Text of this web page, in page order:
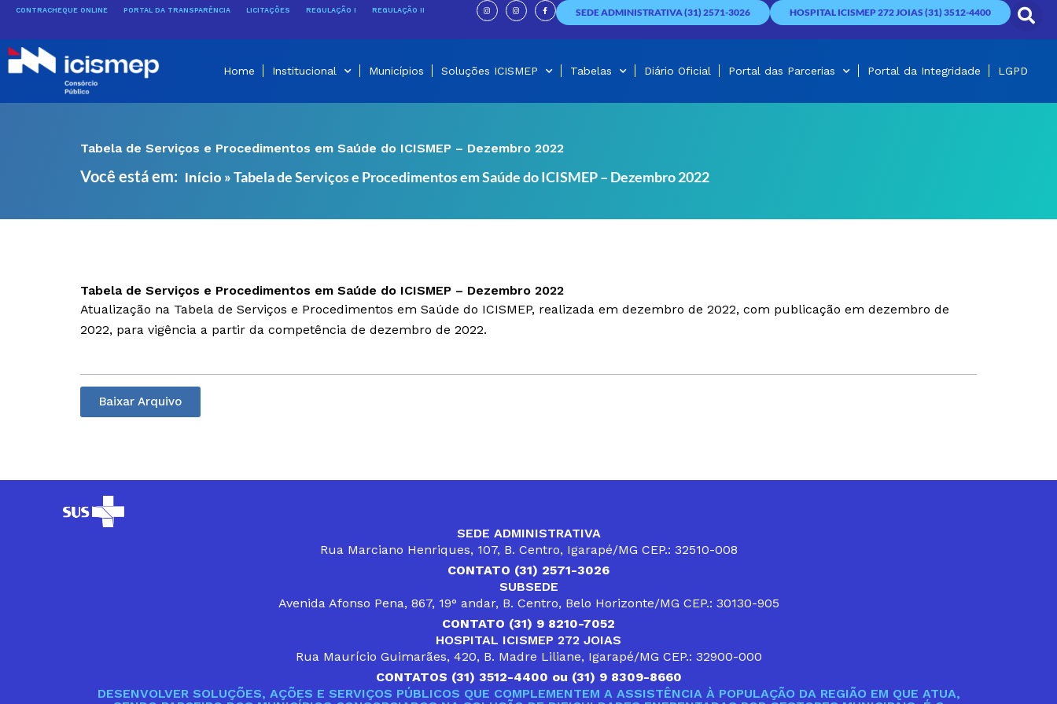
conteúdo
CONTRACHEQUE ONLINE PORTAL DA TRANSPARÊNCIA LICITAÇÕES REGULAÇÃO I REGULAÇÃO II
I
n
s
t
g
I
n
s
t
g
F
a
c
e
o
SEDE ADMINISTRATIVA (31) 2571-3026 HOSPITAL ICISMEP 272 JOIAS (31) 3512-4400
Home Institucional Municípios Soluções ICISMEP Tabelas Diário Oficial Portal das Parcerias Portal da Integridade LGPD
Tabela de Serviços e Procedimentos em Saúde do ICISMEP – Dezembro 2022
Você está em: Início »Tabela de Serviços e Procedimentos em Saúde do ICISMEP – Dezembro 2022
Tabela de Serviços e Procedimentos em Saúde do ICISMEP – Dezembro 2022
Atualização na Tabela de Serviços e Procedimentos em Saúde do ICISMEP, realizada em dezembro de 2022, com publicação em dezembro de
2022, para vigência a partir da competência de dezembro de 2022.
Baixar Arquivo
SEDE ADMINISTRATIVA
Rua Marciano Henriques, 107, B. Centro, Igarapé/MG CEP.: 32510-008
CONTATO (31) 2571-3026
SUBSEDE
Avenida Afonso Pena, 867, 19° andar, B. Centro, Belo Horizonte/MG CEP.: 30130-905
CONTATO (31) 9 8210-7052
HOSPITAL ICISMEP 272 JOIAS
Rua Maurício Guimarães, 420, B. Madre Liliane, Igarapé/MG CEP.: 32900-000
CONTATOS (31) 3512-4400 ou (31) 9 8309-8660
DESENVOLVER SOLUÇÕES, AÇÕES E SERVIÇOS PÚBLICOS QUE COMPLEMENTEM A ASSISTÊNCIA À POPULAÇÃO DA REGIÃO EM QUE ATUA,